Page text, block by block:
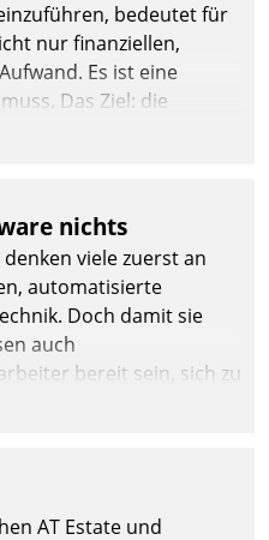
bedeutet für
nur finanziellen,
Es ist eine
Das Ziel: die
Geschäftsabläufe. Damit
einige Grundregeln
nichts
viele zuerst an
automatisierte
Doch damit sie
auch
bereit sein, sich zu
werden sie an ihr
AT Estate und